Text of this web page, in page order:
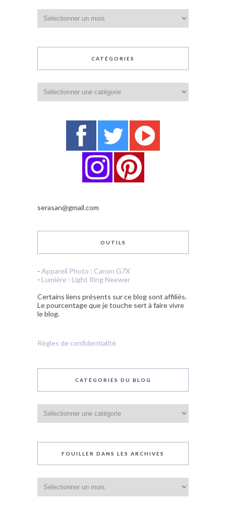
CATÉGORIES
serasan@gmail.com
OUTILS
- Appareil Photo : Canon G7X
- Lumière : Light Ring Neewer
Certains liens présents sur ce blog sont affiliés.
Le pourcentage que je touche sert à faire vivre
le blog.
Règles de confidentialité
CATÉGORIES DU BLOG
du
blog
FOUILLER DANS LES ARCHIVES
dans
les